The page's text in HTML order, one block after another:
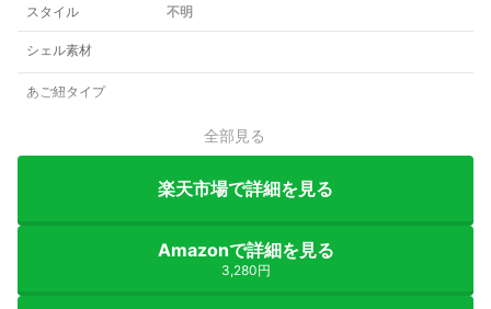
スタイル 不明
シェル素材
あご紐タイプ
全部見る
楽天市場で詳細を見る
Amazonで詳細を見る
3,280円